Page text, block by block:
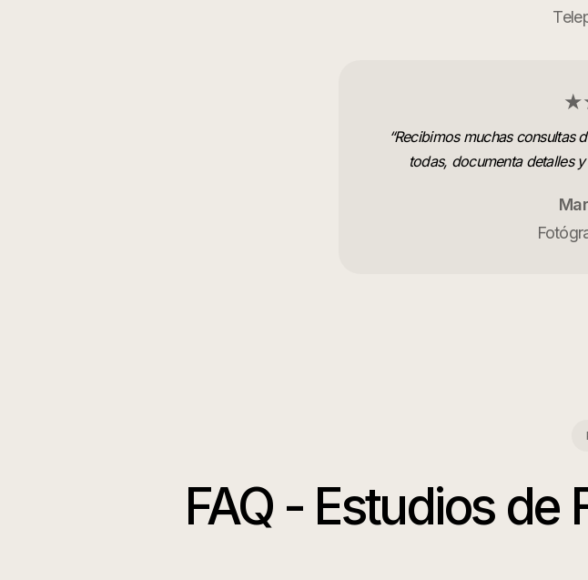
“Recibimos muchas consultas
todas, documenta detalles
FAQ - Estudios de